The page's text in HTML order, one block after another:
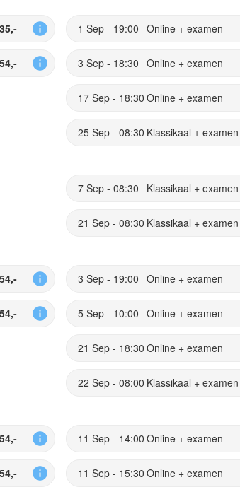
1 Sep - 19:00 Online + examen
3 Sep - 18:30 Online + examen
17 Sep - 18:30 Online + examen
25 Sep - 08:30 Klassikaal + examen
7 Sep - 08:30 Klassikaal + examen
21 Sep - 08:30 Klassikaal + examen
3 Sep - 19:00 Online + examen
5 Sep - 10:00 Online + examen
21 Sep - 18:30 Online + examen
22 Sep - 08:00 Klassikaal + examen
11 Sep - 14:00 Online + examen
11 Sep - 15:30 Online + examen